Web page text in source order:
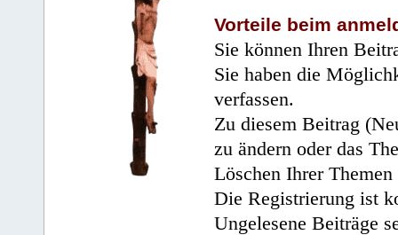
Vorteile beim
Sie können Ihren
Sie haben die
verfassen.
Zu diesem Beitrag
zu ändern oder das
Löschen Ihrer
Die Registrierung ist
Ungelesene Beiträge